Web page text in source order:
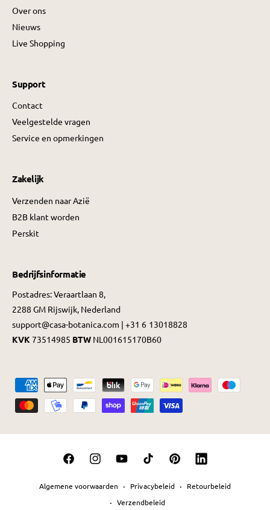
Over ons
Nieuws
Live Shopping
Support
Contact
Veelgestelde vragen
Service en opmerkingen
Zakelijk
Verzenden naar Azië
B2B klant worden
Perskit
Bedrijfsinformatie
Postadres: Veraartlaan 8,
2288 GM Rijswijk, Nederland
support@casa-botanica.com | +31 6 13018828
KVK73514985 BTW NL001615170B60
e
a
Algemene voorwaarden Privacybeleid
Retourbeleid
Verzendbeleid
F
I
Y
u
T
k
P
i
L
i